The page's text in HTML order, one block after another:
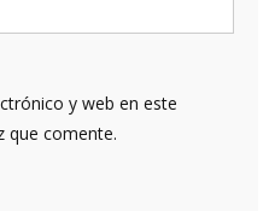
y web en este
que comente.